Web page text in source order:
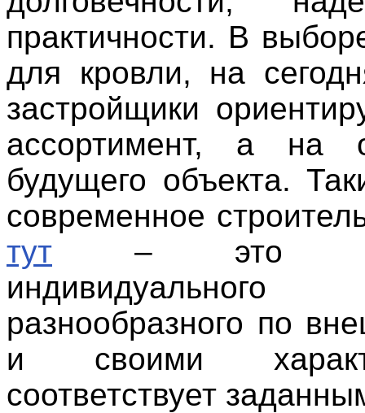
практичности. В
для кровли, на
застройщики
ассортимент, а на
будущего объекта.
современное
тут – это
индивидуального
разнообразного по
и своими
соответствует